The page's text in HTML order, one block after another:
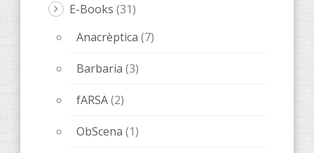
E-Books (31)
Anacrèptica (7)
Barbaria (3)
fARSA(2)
ObScena (1)